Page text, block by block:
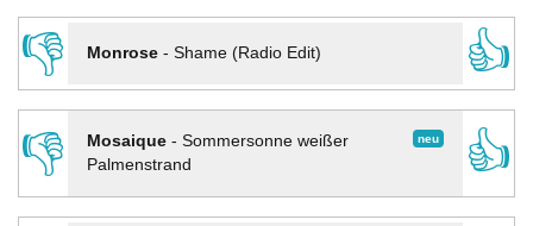
👎
Monrose- Shame (Radio Edit)
👍
👎
neu
Mosaique- Sommersonne weißer
Palmenstrand
👍